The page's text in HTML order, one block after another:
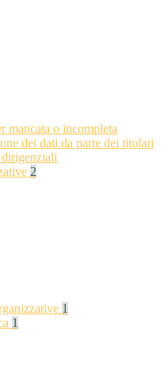
mancata o incompleta
dei dati da parte dei titolari
2
1
1